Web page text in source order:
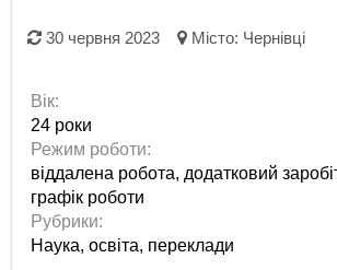
30 червня 2023 Місто: Чернівці
Вік:
24 роки
Режим роботи:
віддалена робота, додатковий
графік роботи
Рубрики:
Наука, освіта, переклади